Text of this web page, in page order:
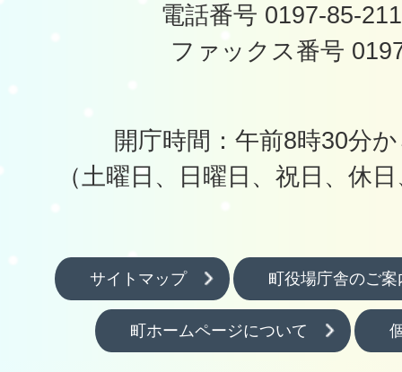
電話番号 0197-85-
ファックス番号
開庁時間：午前8時30分
（土曜日、日曜日、祝日、休
サイトマップ 町役場庁舎のご案
町ホームページについて